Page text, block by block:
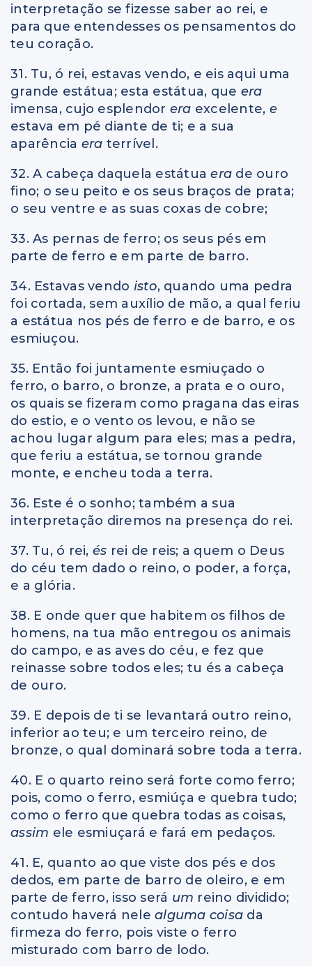
interpretação se fizesse saber ao rei, e
para que entendesses os pensamentos do
teu coração.
31. Tu, ó rei, estavas vendo, e eis aqui uma
grande estátua; esta estátua, que era
imensa, cujo esplendor era excelente, e
estava em pé diante de ti; e a sua
aparência era terrível.
32. A cabeça daquela estátuaera de ouro
fino; o seu peito e os seus braços de prata;
o seu ventre e as suas coxas de cobre;
33. As pernas de ferro; os seus pés em
parte de ferro e em parte de barro.
34. Estavas vendo isto, quando uma pedra
foi cortada, sem auxílio de mão, a qual feriu
a estátua nos pés de ferro e de barro, e os
esmiuçou.
35. Então foi juntamente esmiuçado o
ferro, o barro, o bronze, a prata e o ouro,
os quais se fizeram como pragana das eiras
do estio, e o vento os levou, e não se
achou lugar algum para eles; mas a pedra,
que feriu a estátua, se tornou grande
monte, e encheu toda a terra.
36. Este é o sonho; também a sua
interpretação diremos na presença do rei.
37. Tu, ó rei, és rei de reis; a quem o Deus
do céu tem dado o reino, o poder, a força,
e a glória.
38. E onde quer que habitem os filhos de
homens, na tua mão entregou os animais
do campo, e as aves do céu, e fez que
reinasse sobre todos eles; tu és a cabeça
de ouro.
39. E depois de ti se levantará outro reino,
inferior ao teu; e um terceiro reino, de
bronze, o qual dominará sobre toda a terra.
40. E o quarto reino será forte como ferro;
pois, como o ferro, esmiúça e quebra tudo;
como o ferro que quebra todas as coisas,
assim ele esmiuçará e fará em pedaços.
41. E, quanto ao que viste dos pés e dos
dedos, em parte de barro de oleiro, e em
parte de ferro, isso será um reino dividido;
contudo haverá nele alguma coisa da
firmeza do ferro, pois viste o ferro
misturado com barro de lodo.